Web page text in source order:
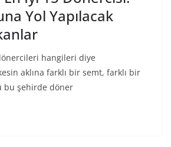
Yol Yapılacak
hangileri diye
aklına farklı bir semt, farklı bir
bu şehirde döner